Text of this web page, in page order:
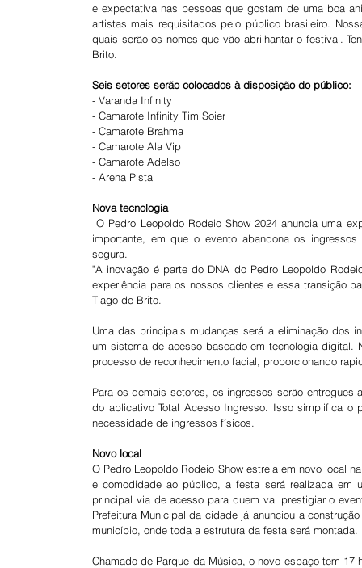
e expectativa nas pessoas que gostam de uma boa
artistas mais requisitados pelo público brasileiro.
quais serão os nomes que vão abrilhantar o festival.
Brito.
Seis setores serão colocados à disposição do público:
- Varanda Infinity
- Camarote Infinity Tim Soier
- Camarote Brahma
- Camarote Ala Vip
- Camarote Adelso
- Arena Pista
Nova tecnologia
O Pedro Leopoldo Rodeio Show 2024 anuncia uma experiência totalmente inovadora ao público. Trata-se de uma transição
importante, em que o evento abandona os
segura.
"A inovação é parte do DNA do Pedro Leopoldo
experiência para os nossos clientes e essa transição
Tiago de Brito.
Uma das principais mudanças será a eliminação dos
um sistema de acesso baseado em tecnologia digital.
processo de reconhecimento facial, proporcionando
Para os demais setores, os ingressos serão
do aplicativo Total Acesso Ingresso. Isso simplifica o
necessidade de ingressos físicos.
Novo local
O Pedro Leopoldo Rodeio Show estreia em novo local
e comodidade ao público, a festa será realizada em
principal via de acesso para quem vai prestigiar o
Prefeitura Municipal da cidade já anunciou a
município, onde toda a estrutura da festa será montada.
Chamado de Parque da Música, o novo espaço tem